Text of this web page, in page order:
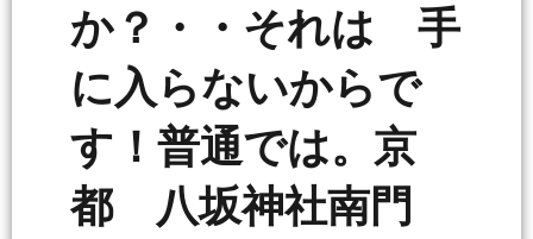
か？・・それは 手
に入らないからで
す！普通では。京
都 八坂神社南門